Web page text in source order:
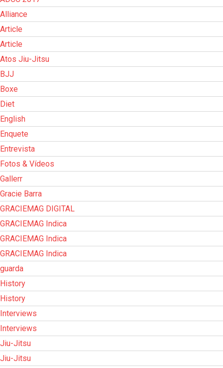
Alliance
Article
Article
Atos Jiu-Jitsu
BJJ
Boxe
Diet
English
Enquete
Entrevista
Fotos & Vídeos
Gallerr
Gracie Barra
GRACIEMAG DIGITAL
GRACIEMAG Indica
GRACIEMAG Indica
GRACIEMAG Indica
guarda
History
History
Interviews
Interviews
Jiu-Jitsu
Jiu-Jitsu